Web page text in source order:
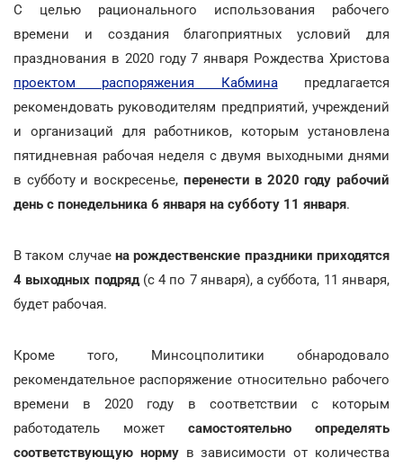
С целью рационального использования рабочего
времени и создания благоприятных условий для
празднования в 2020 году 7 января Рождества Христова
проектом распоряжения Кабминапредлагается
рекомендовать руководителям предприятий, учреждений
и организаций для работников, которым установлена
пятидневная рабочая неделя с двумя выходными днями
в субботу и воскресенье, перенести в 2020 году рабочий
день с понедельника 6 января на субботу 11 января.
В таком случае на рождественские праздники приходятся
4 выходных подряд(с 4 по 7 января), а суббота, 11 января,
будет рабочая.
Кроме того, Минсоцполитики обнародовало
рекомендательное распоряжение относительно рабочего
времени в 2020 году в соответствии с которым
работодатель может самостоятельно определять
соответствующую нормув зависимости от количества